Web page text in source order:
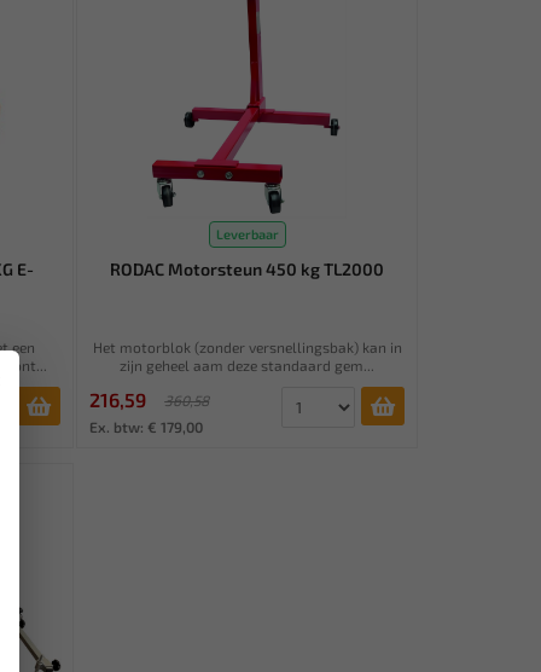
E-
een
Leverbaar
RODAC Motorsteun 450 kg TL2000
Het motorblok (zonder versnellingsbak) kan in
zijn geheel aam deze standaard gem...
216,59
360,58
Ex. btw: € 179,00